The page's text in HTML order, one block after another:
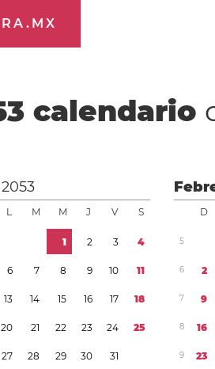
calendario
2053
L M M J V S
1 2 3 4
6 7 8 9 10 11
13 14 15 16 17 18
20 21 22 23 24 25
27 28 29 30 31
D
5
6 2
7 9
8 16
9 23